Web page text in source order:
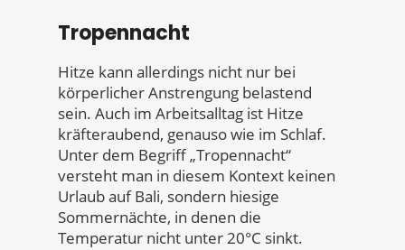
Tropennacht
Hitze kann allerdings nicht nur bei
körperlicher Anstrengung belastend
sein. Auch im Arbeitsalltag ist Hitze
kräfteraubend, genauso wie im Schlaf.
Unter dem Begriff „Tropennacht“
versteht man in diesem Kontext keinen
Urlaub auf Bali, sondern hiesige
Sommernächte, in denen die
Temperatur nicht unter 20°C sinkt.